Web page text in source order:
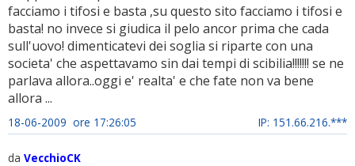
facciamo i tifosi e basta ,su questo sito facciamo i tifosi e
basta! no invece si giudica il pelo ancor prima che cada
sull'uovo! dimenticatevi dei soglia si riparte con una
societa' che aspettavamo sin dai tempi di scibilia!!!!!!! se ne
parlava allora..oggi e' realta' e che fate non va bene
allora ...
18-06-2009 ore 17:26:05 IP: 151.66.216.***
da VecchioCK